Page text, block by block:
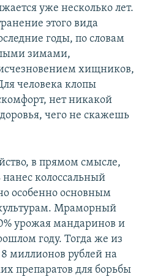
уже несколько лет.
этого вида
годы, по словам
зимами,
хищников,
человека клопы
нет никакой
чего не скажешь
в прямом смысле,
нанес колоссальный
особенно основным
Мраморный
урожая мандаринов и
году. Тогда же из
миллионов рублей на
препаратов для борьбы